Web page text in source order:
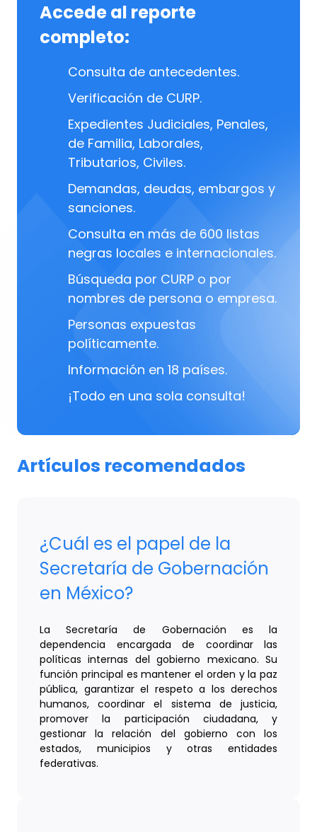
Accede al reporte
completo:
Consulta de antecedentes.
Verificación de CURP.
Expedientes Judiciales, Penales,
de Familia, Laborales,
Tributarios, Civiles.
Demandas, deudas, embargos y
sanciones.
Consulta en más de 600 listas
negras locales e internacionales.
Búsqueda por CURP o por
nombres de persona o empresa.
Personas expuestas
políticamente.
Información en 18 países.
¡Todo en una sola consulta!
Artículos recomendados
¿Cuál es el papel de la
Secretaría de Gobernación
en México?
La Secretaría de Gobernación es la
dependencia encargada de coordinar las
políticas internas del gobierno mexicano. Su
función principal es mantener el orden y la paz
pública, garantizar el respeto a los derechos
humanos, coordinar el sistema de justicia,
promover la participación ciudadana, y
gestionar la relación del gobierno con los
estados, municipios y otras entidades
federativas.